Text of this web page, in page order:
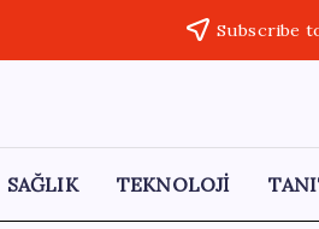
Subscribe
SAĞLIK TEKNOLOJİ